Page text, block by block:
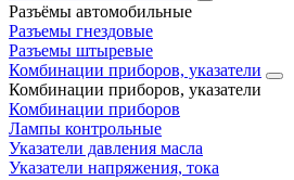
Разъёмы автомобильные
Разъемы гнездовые
Разъемы штыревые
Комбинации приборов, указатели
Комбинации приборов, указатели
Комбинации приборов
Лампы контрольные
Указатели давления масла
Указатели напряжения, тока